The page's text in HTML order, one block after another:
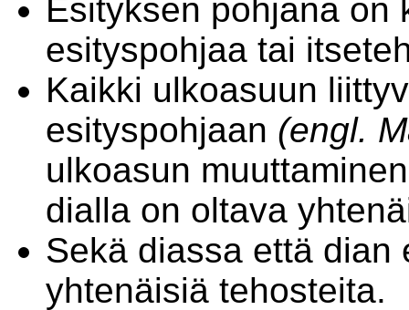
Esityksen pohjana on
esityspohjaa tai
Kaikki ulkoasuun
esityspohjaan (engl.
ulkoasun
dialla on oltava
Sekä diassa että
yhtenäisiä tehosteita.